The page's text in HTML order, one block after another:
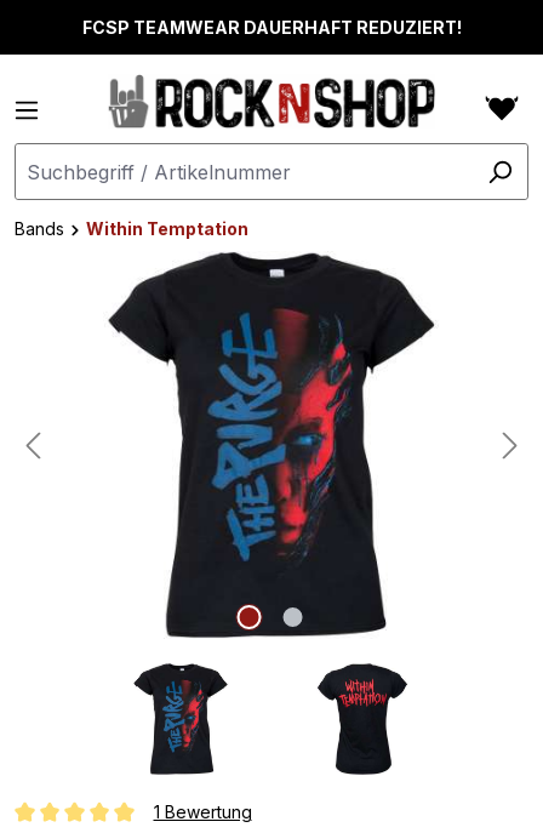
springenFCSP TEAMWEAR DAUERHAFT REDUZIERT!
Bands
Within Temptation
Bildergalerie überspringen
1 Bewertung